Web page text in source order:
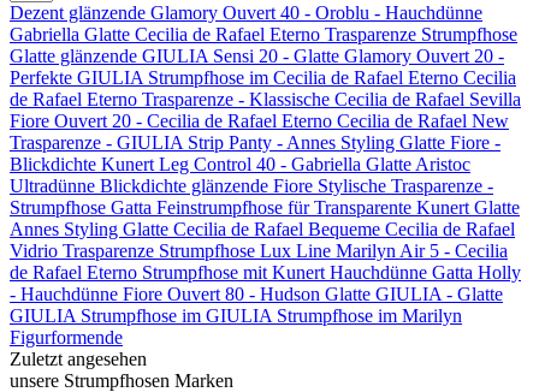
Dezent glänzende Glamory Ouvert 40 - Oroblu - Hauchdünne
Gabriella Glatte Cecilia de Rafael Eterno Trasparenze Strumpfhose
Glatte glänzende GIULIA Sensi 20 - Glatte Glamory Ouvert 20 -
Perfekte GIULIA Strumpfhose im Cecilia de Rafael Eterno Cecilia
de Rafael Eterno Trasparenze - Klassische Cecilia de Rafael Sevilla
Fiore Ouvert 20 - Cecilia de Rafael Eterno Cecilia de Rafael New
Trasparenze - GIULIA Strip Panty - Annes Styling Glatte Fiore -
Blickdichte Kunert Leg Control 40 - Gabriella Glatte Aristoc
Ultradünne Blickdichte glänzende Fiore Stylische Trasparenze -
Strumpfhose Gatta Feinstrumpfhose fürTransparente Kunert Glatte
Annes Styling Glatte Cecilia de Rafael Bequeme Cecilia de Rafael
Vidrio Trasparenze Strumpfhose Lux Line Marilyn Air 5 - Cecilia
de Rafael Eterno Strumpfhose mit Kunert Hauchdünne Gatta Holly
- Hauchdünne Fiore Ouvert 80 - Hudson Glatte GIULIA - Glatte
GIULIA Strumpfhose im GIULIA Strumpfhose im Marilyn
Figurformende
Zuletzt angesehen
unsere Strumpfhosen Marken